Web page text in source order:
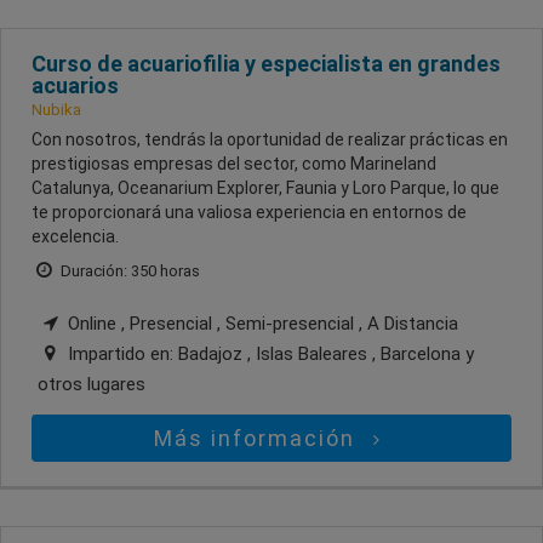
Curso de acuariofilia y especialista en grandes
acuarios
Nubika
Con nosotros, tendrás la oportunidad de realizar prácticas en
prestigiosas empresas del sector, como Marineland
Catalunya, Oceanarium Explorer, Faunia y Loro Parque, lo que
te proporcionará una valiosa experiencia en entornos de
excelencia.
Duración: 350 horas
Online , Presencial , Semi-presencial , A Distancia
Impartido en: Badajoz , Islas Baleares , Barcelona y
otros lugares
Más información